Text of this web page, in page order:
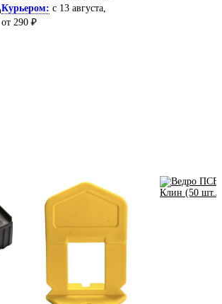
Курьером: c 13 августа,
от 290 ₽